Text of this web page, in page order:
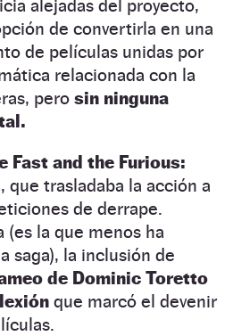
alejadas del proyecto,
de convertirla en una
de películas unidas por
relacionada con la
pero sin ninguna
Fast and the Furious:
que trasladaba la acción a
de derrape.
(es la que menos ha
saga), la inclusión de
de Dominic Toretto
que marcó el devenir